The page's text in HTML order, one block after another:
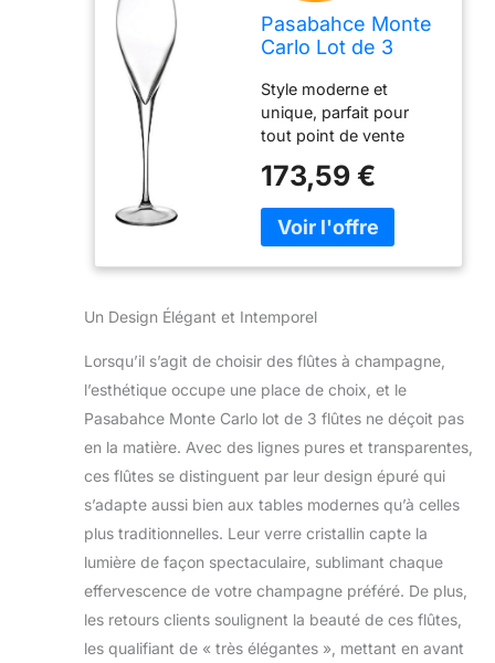
Pasabahce Monte
Carlo Lot de 3
champagne 22,5 cl
Style moderne et
unique, parfait pour
tout point de vente
173,59 €
Un Design Élégant et Intemporel
Lorsqu’il s’agit de choisir des flûtes à champagne,
l’esthétique occupe une place de choix, et le
Pasabahce Monte Carlo lot de 3 flûtes ne déçoit pas
en la matière. Avec des lignes pures et transparentes,
ces flûtes se distinguent par leur design épuré qui
s’adapte aussi bien aux tables modernes qu’à celles
plus traditionnelles. Leur verre cristallin capte la
lumière de façon spectaculaire, sublimant chaque
effervescence de votre champagne préféré. De plus,
les retours clients soulignent la beauté de ces flûtes,
les qualifiant de « très élégantes », mettant en avant